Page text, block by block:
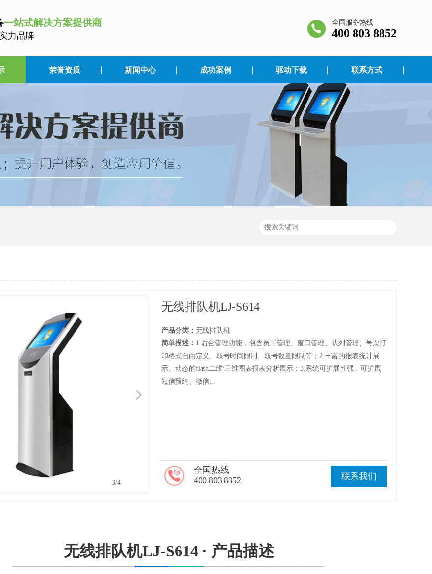
一站式解决方案提供商
力品牌
全国服务热线
400 803 8852
荣誉资质 新闻中心 成功案例 驱动下载 联系方式
4/4
无线排队机LJ-S614
产品分类：无线排队机
简单描述： 1.后台管理功能，包含员工管理、窗口管理、队列管理、号票打
印格式自由定义、取号时间限制、取号数量限制等；2.丰富的报表统计展
示、动态的flash二维\三维图表报表分析展示；3.系统可扩展性强，可扩展
短信预约、微信...
联系我们
全国热线
400 803 8852
无线排队机LJ-S614 · 产品描述